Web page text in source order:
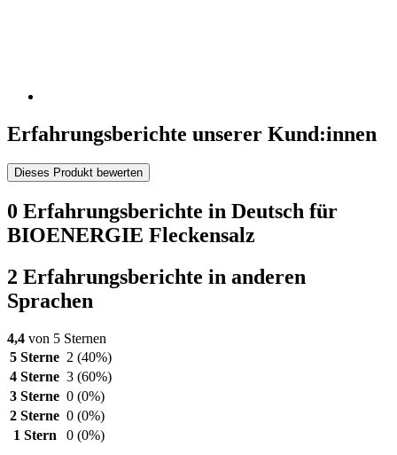
Erfahrungsberichte unserer Kund:innen
Dieses Produkt bewerten
0 Erfahrungsberichte in Deutsch für
BIOENERGIE Fleckensalz
2 Erfahrungsberichte in anderen
Sprachen
4,4 von 5 Sternen
5 Sterne 2 (40%)
4 Sterne 3 (60%)
3 Sterne 0 (0%)
2 Sterne 0 (0%)
1 Stern
0 (0%)